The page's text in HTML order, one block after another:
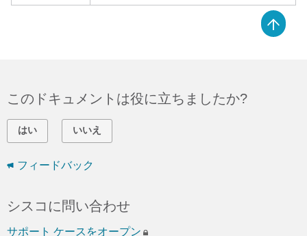
このドキュメントは役に立ちましたか?
はい いいえ
フィードバック
シスコに問い合わせ
サポート ケースをオープン